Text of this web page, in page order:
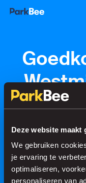
Deze website maakt
We gebruiken
je ervaring te
optimaliseren,
personaliseren van
Regel je